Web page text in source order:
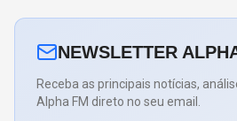
NEWSLETTER
Receba as principais notícias,
Alpha FM direto no seu email.